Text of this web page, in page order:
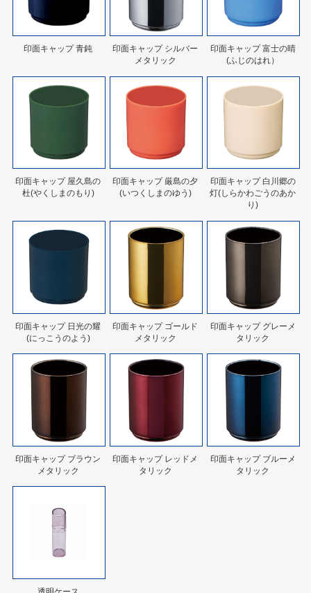
印面キャップ 青鈍
印面キャップ シルバー
メタリック
印面キャップ 富士の晴
(ふじのはれ）
印面キャップ 屋久島の
杜(やくしまのもり)
印面キャップ 厳島の夕
(いつくしまのゆう)
印面キャップ 白川郷の
灯(しらかわごうのあか
り)
印面キャップ 日光の耀
(にっこうのよう)
印面キャップ ゴールド
メタリック
印面キャップ グレーメ
タリック
印面キャップ ブラウン
メタリック
印面キャップ レッドメ
タリック
印面キャップ ブルーメ
タリック